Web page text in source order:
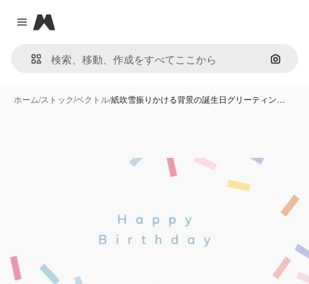
Close menu
Magnific
画像で
ホーム/ストック/ベクトル/紙吹雪振りかける背景の誕生日グリーティン…